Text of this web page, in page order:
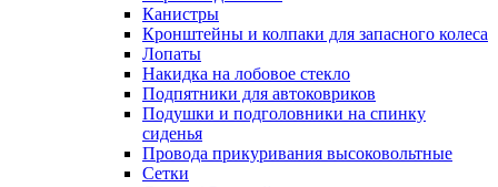
Канистры
Кронштейны и колпаки для запасного колеса
Лопаты
Накидка на лобовое стекло
Подпятники для автоковриков
Подушки и подголовники на спинку
сиденья
Провода прикуривания высоковольтные
Сетки